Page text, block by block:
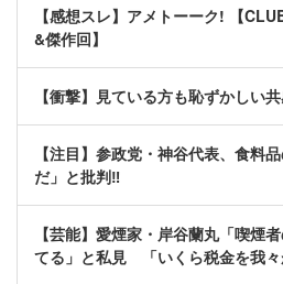
【感想スレ】アメトーーク! 【
&傑作回】
【衝撃】見ている方も恥ずかしい
【注目】参政党・神谷代表、食料
だ」と批判‼
【芸能】愛煙家・岸谷蘭丸「喫煙
てる」と私見 「いくら税金を我々